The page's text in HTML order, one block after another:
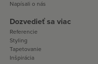
Napísali o nás
Dozvedieť sa viac
Referencie
Styling
Tapetovanie
Inšpirácia